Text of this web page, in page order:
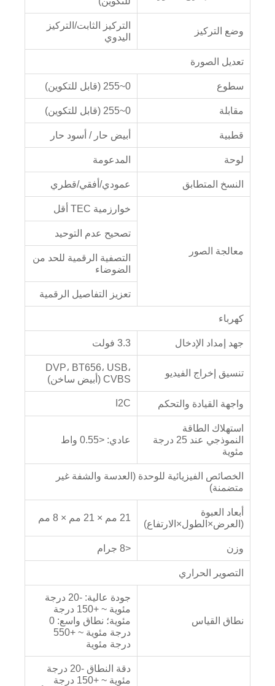
وضع التركيز
التركيز الثابت/التركيز
اليدوي
تعديل الصورة
سطوع 0~255 (قابل للتكوين)
مقابلة 0~255 (قابل للتكوين)
قطبية أبيض حار / أسود حار
لوحة المدعومة
النسخ المتطابق عمودي/أفقي/قطري
معالجة الصور
خوارزمية TEC أقل
تصحيح عدم التوحيد
التصفية الرقمية للحد من
الضوضاء
تعزيز التفاصيل الرقمية
كهرباء
جهد إمداد الإدخال 3.3 فولت
تنسيق إخراج الفيديو
DVP، BT656، USB،
CVBS (أبيض ساخن)
واجهة القيادة والتحكم I2C
استهلاك الطاقة
النموذجي عند 25 درجة
مئوية
عادي: <0.55 واط
الخصائص الفيزيائية للوحدة (العدسة والشفة غير
متضمنة)
أبعاد العبوة
(العرض×الطول×الارتفاع)
21 مم × 21 مم × 8 مم
وزن <8 جرام
التصوير الحراري
نطاق القياس
جودة عالية: -20 درجة
مئوية ~ +150 درجة
مئوية؛ نطاق واسع: 0
درجة مئوية ~ +550
درجة مئوية
دقة النطاق -20 درجة
مئوية ~ +150 درجة